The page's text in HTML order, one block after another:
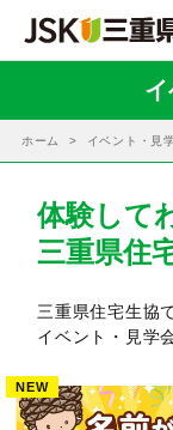
ホーム イベント・見
体験して
三重県住
三重県住宅生協
イベント・見学
NEW